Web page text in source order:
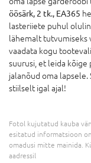
öösärk, 2 tk., EA365
lasteriiete puhul
lähemalt tutvumiseks
vaadata kogu
suurusi, et leida kõige
jalanõud oma
stiilselt igal ajal!
Fotol kujutatud kauba
esitatud informatsioon
omadusi mitte mainida.
aadressil